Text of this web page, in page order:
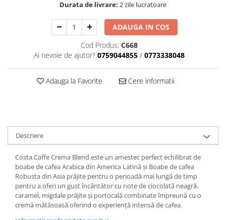
Durata de livrare: 2 zile lucratoare
ADAUGA IN COS
Cod Produs: C668
Ai nevoie de ajutor? 0759044855 / 0773338048
Adauga la Favorite Cere informatii
Descriere
Costa Caffe Crema Blend este un amestec perfect echilibrat de
boabe de cafea Arabica din America Latină și Boabe de cafea
Robusta din Asia prăjite pentru o perioadă mai lungă de timp
pentru a oferi un gust încântător cu note de ciocolată neagră,
caramel, migdale prăjite și portocală combinate împreună cu o
cremă mătăsoasă oferind o experiență intensă de cafea.